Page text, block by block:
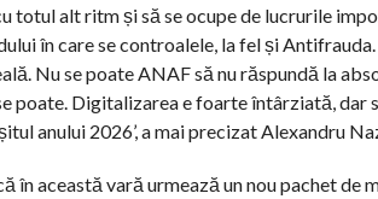
totul alt ritm și să se ocupe de lucrurile
în care se controalele, la fel și
Nu se poate ANAF să nu răspundă la
poate. Digitalizarea e foarte întârziată,
anului 2026’, a mai precizat Alexandru
în această vară urmează un nou pachet de